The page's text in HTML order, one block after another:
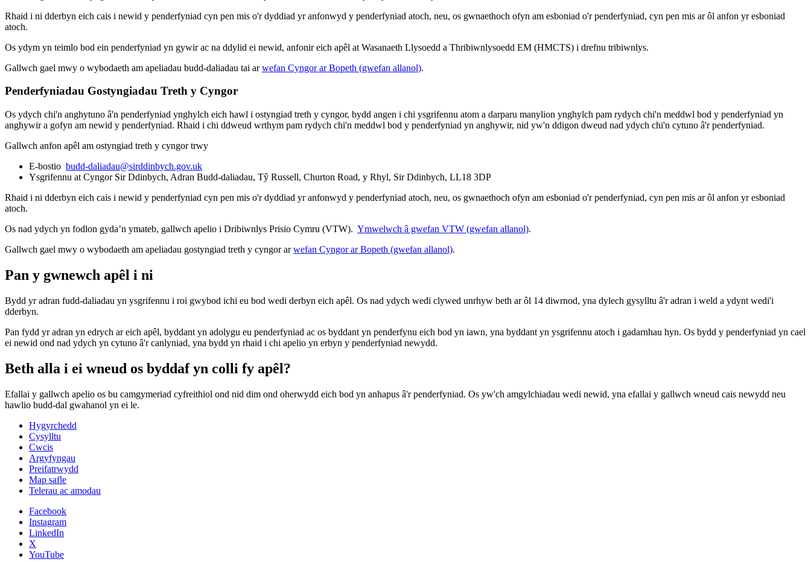
Rhaid i ni dderbyn eich cais i newid y penderfyniad cyn pen mis o'r dyddiad yr anfonwyd y penderfyniad atoch, neu, os gwnaethoch ofyn am esboniad o'r penderfyniad, cyn pen mis ar ôl anfon yr esboniad
atoch.
Os ydym yn teimlo bod ein penderfyniad yn gywir ac na ddylid ei newid, anfonir eich apêl at Wasanaeth Llysoedd a Thribiwnlysoedd EM (HMCTS) i drefnu tribiwnlys.
Gallwch gael mwy o wybodaeth am apeliadau budd-daliadau tai arwefan Cyngor ar Bopeth (gwefan allanol).
Penderfyniadau Gostyngiadau Treth y Cyngor
Os ydych chi'n anghytuno â'n penderfyniad ynghylch eich hawl i ostyngiad treth y cyngor, bydd angen i chi ysgrifennu atom a darparu manylion ynghylch pam rydych chi'n meddwl bod y penderfyniad yn
anghywir a gofyn am newid y penderfyniad. Rhaid i chi ddweud wrthym pam rydych chi'n meddwl bod y penderfyniad yn anghywir, nid yw'n ddigon dweud nad ydych chi'n cytuno â'r penderfyniad.
Gallwch anfon apêl am ostyngiad treth y cyngor trwy
E-bostio budd-daliadau@sirddinbych.gov.uk
Ysgrifennu at Cyngor Sir Ddinbych, Adran Budd-daliadau, Tŷ Russell, Churton Road, y Rhyl, Sir Ddinbych, LL18 3DP
Rhaid i ni dderbyn eich cais i newid y penderfyniad cyn pen mis o'r dyddiad yr anfonwyd y penderfyniad atoch, neu, os gwnaethoch ofyn am esboniad o'r penderfyniad, cyn pen mis ar ôl anfon yr esboniad
atoch.
Os nad ydych yn fodlon gyda’n ymateb, gallwch apelio i Dribiwnlys Prisio Cymru (VTW). Ymwelwch â gwefan VTW (gwefan allanol).
Gallwch gael mwy o wybodaeth am apeliadau gostyngiad treth y cyngor arwefan Cyngor ar Bopeth (gwefan allanol).
Pan y gwnewch apêl i ni
Bydd yr adran fudd-daliadau yn ysgrifennu i roi gwybod ichi eu bod wedi derbyn eich apêl. Os nad ydych wedi clywed unrhyw beth ar ôl 14 diwrnod, yna dylech gysylltu â'r adran i weld a ydynt wedi'i
dderbyn.
Pan fydd yr adran yn edrych ar eich apêl, byddant yn adolygu eu penderfyniad ac os byddant yn penderfynu eich bod yn iawn, yna byddant yn ysgrifennu atoch i gadarnhau hyn. Os bydd y penderfyniad yn cael
ei newid ond nad ydych yn cytuno â'r canlyniad, yna bydd yn rhaid i chi apelio yn erbyn y penderfyniad newydd.
Beth alla i ei wneud os byddaf yn colli fy apêl?
Efallai y gallwch apelio os bu camgymeriad cyfreithiol ond nid dim ond oherwydd eich bod yn anhapus â'r penderfyniad. Os yw'ch amgylchiadau wedi newid, yna efallai y gallwch wneud cais newydd neu
hawlio budd-dal gwahanol yn ei le.
Hygyrchedd
Cysylltu
Cwcis
Argyfyngau
Preifatrwydd
Map safle
Telerau ac amodau
Facebook
Instagram
LinkedIn
X
YouTube